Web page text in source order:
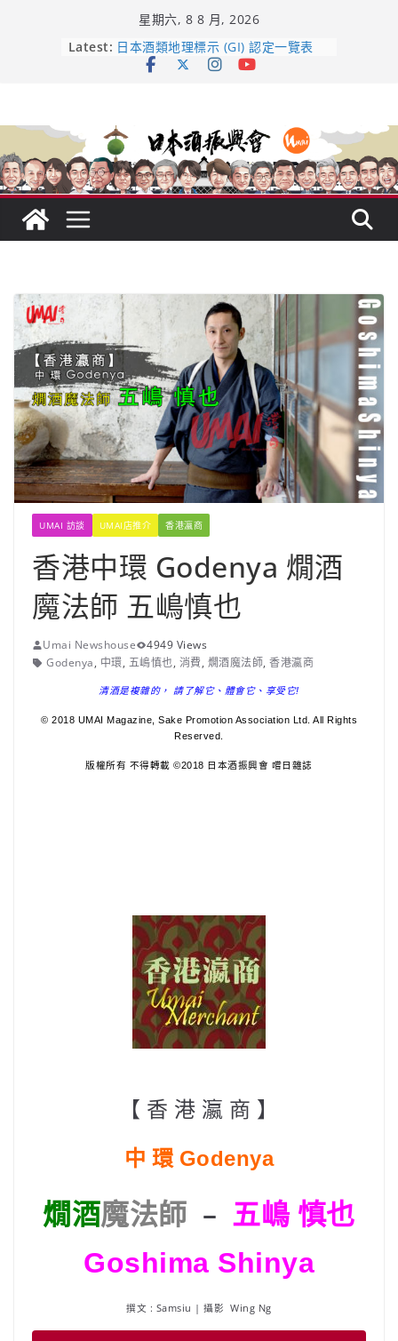
星期六, 8 8 月, 2026
Latest: 龜之井酒造：口說上手 – 山形純米大
吟釀的堅持與傳承 ～ くどき上手
響 𝟭𝟮 年 復活了!
【酒業商戰】130年老酒藏殺入股票
市場！梅乃宿上市背後的密碼
UMAI 訪談 UMAI店推介 香港瀛商
香港中環 Godenya 燗酒
魔法師 五嶋慎也
Umai Newshouse
4949 Views
Godenya, 中環, 五嶋慎也, 消費, 燗酒魔法師, 香港瀛商
清酒是複雜的， 請了解它、體會它、享受它!
© 2018 UMAI Magazine, Sake Promotion Association Ltd. All Rights
Reserved.
版權所有 不得轉載 ©2018 日本酒振興會 嚐日雜誌
【 香 港 瀛 商 】
中 環 Godenya
燗酒魔法師 – 五嶋 慎也
Goshima Shinya
撰文 : Samsiu | 攝影 Wing Ng